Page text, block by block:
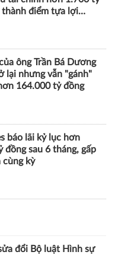
điểm tựa lợi
ông Trần Bá Dương
lại nhưng vẫn "gánh"
164.000 tỷ đồng
báo lãi kỷ lục hơn
đồng sau 6 tháng, gấp
cùng kỳ
đổi Bộ luật Hình sự